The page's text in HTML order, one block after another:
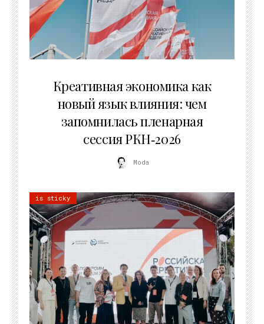
Креативная экономика как
новый язык влияния: чем
запомнилась пленарная
сессия РКН‑2026
Moda
is sticky